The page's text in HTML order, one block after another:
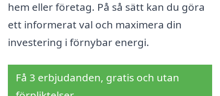
hem eller företag. På så sätt kan du göra
ett informerat val och maximera din
investering i förnybar energi.
Få 3 erbjudanden, gratis och utan